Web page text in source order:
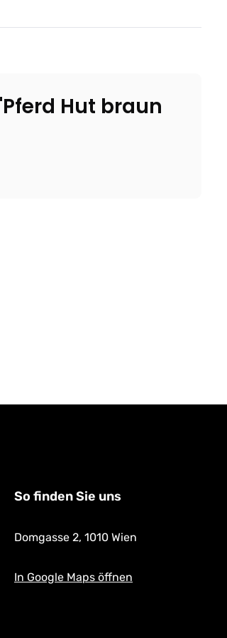
Hut braun
So finden Sie uns
Domgasse 2, 1010 Wien
In Google Maps öffnen